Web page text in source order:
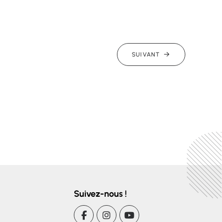
SUIVANT
Suivez-nous !